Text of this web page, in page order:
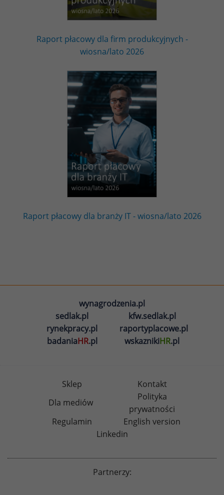
Raport płacowy dla firm produkcyjnych -
wiosna/lato 2026
Raport płacowy dla branży IT - wiosna/lato 2026
wynagrodzenia.pl
sedlak.pl
kfw.sedlak.pl
rynekpracy.pl
raportyplacowe.pl
badaniaHR.pl wskaznikiHR.pl
Sklep
Kontakt
Dla mediów
Polityka
prywatności
Regulamin
English version
Linkedin
Partnerzy: